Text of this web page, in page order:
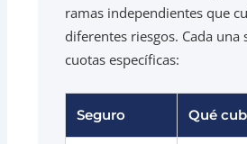
ramas independientes que
diferentes riesgos. Cada una
cuotas específicas:
Seguro Qué